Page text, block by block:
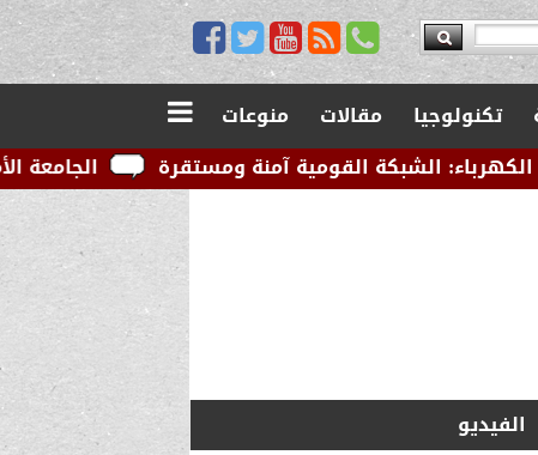
تكنولوجيا مقالات
منوعات
الجامعة الأمريكية
القومية آمنة ومستقرة
الفيديو